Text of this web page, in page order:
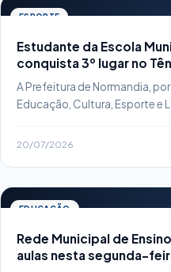
ESPORTE
Estudante da Escola
conquista 3º lugar no
A Prefeitura de Normandia,
Educação, Cultura, Esporte e
20/07/2026
EDUCAÇÃO
Rede Municipal de
aulas nesta segunda-